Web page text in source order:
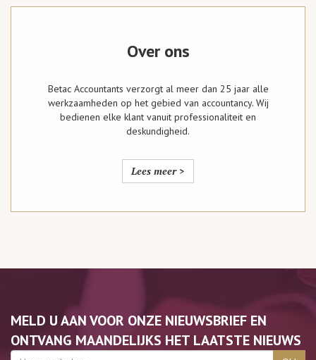
Over ons
Betac Accountants verzorgt al meer dan 25 jaar alle
werkzaamheden op het gebied van accountancy. Wij
bedienen elke klant vanuit professionaliteit en
deskundigheid.
Lees meer >
MELD U AAN VOOR ONZE NIEUWSBRIEF EN
ONTVANG MAANDELIJKS HET LAATSTE NIEUWS